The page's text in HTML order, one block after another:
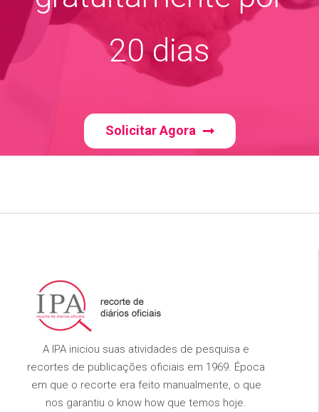
20 dias
Solicitar Agora
A IPA iniciou suas atividades de pesquisa e
recortes de publicações oficiais em 1969. Época
em que o recorte era feito manualmente, o que
nos garantiu o know how que temos hoje.